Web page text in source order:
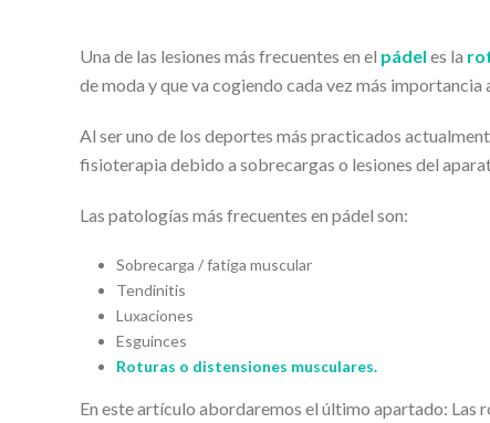
Una de las lesiones más frecuentes en el pádel es la
de moda y que va cogiendo cada vez más importancia
Al ser uno de los deportes más practicados
fisioterapia debido a sobrecargas o lesiones del
Las patologías más frecuentes en pádel son:
Sobrecarga / fatiga muscular
Tendinitis
Luxaciones
Esguinces
Roturas o distensiones musculares.
En este artículo abordaremos el último apartado: Las